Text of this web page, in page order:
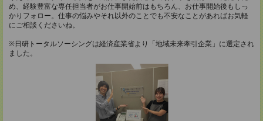
め、経験豊富な専任担当者がお仕事開始前はもちろん、お仕事開始後もしっ
かりフォロー。仕事の悩みやそれ以外のことでも不安なことがあればお気軽
にご相談くださいね。
※日研トータルソーシングは経済産業省より「地域未来牽引企業」に選定され
ました。